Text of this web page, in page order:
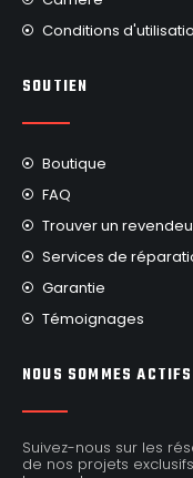
Conditions
SOUTIEN
Boutique
FAQ
Trouver un
Services de
Garantie
Témoignages
NOUS SOMMES
Suivez-nous sur les
de nos projets